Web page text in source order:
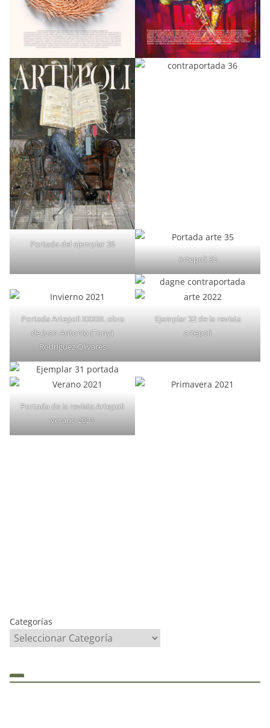
Portada del ejemplar 36
Artepoli 35
Portada Artepoli XXXIII. obra
de Juan Antonio (Tony)
Rodríguez Olivares
Ejemplar 32 de la revista
artepoli
Portada de la revista Artepoli
verano 2021
Categorías